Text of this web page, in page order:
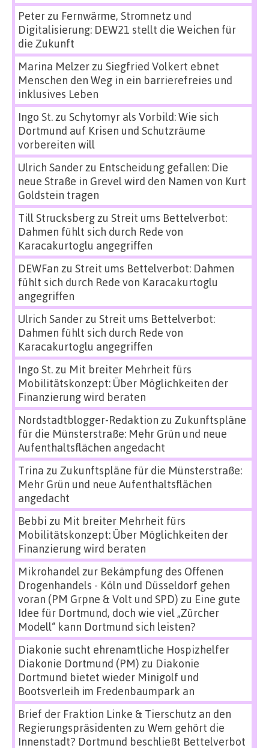
Peterzu Fernwärme, Stromnetz und
Digitalisierung: DEW21 stellt die Weichen für
die Zukunft
Marina Melzerzu Siegfried Volkert ebnet
Menschen den Weg in ein barrierefreies und
inklusives Leben
Ingo St.zu Schytomyr als Vorbild: Wie sich
Dortmund auf Krisen und Schutzräume
vorbereiten will
Ulrich Sanderzu Entscheidung gefallen: Die
neue Straße in Grevel wird den Namen von Kurt
Goldstein tragen
Till Strucksbergzu Streit ums Bettelverbot:
Dahmen fühlt sich durch Rede von
Karacakurtoglu angegriffen
DEWFan zu Streit ums Bettelverbot: Dahmen
fühlt sich durch Rede von Karacakurtoglu
angegriffen
Ulrich Sanderzu Streit ums Bettelverbot:
Dahmen fühlt sich durch Rede von
Karacakurtoglu angegriffen
Ingo St.zu Mit breiter Mehrheit fürs
Mobilitätskonzept: Über Möglichkeiten der
Finanzierung wird beraten
Nordstadtblogger-Redaktion zu Zukunftspläne
für die Münsterstraße: Mehr Grün und neue
Aufenthaltsflächen angedacht
Trina zu Zukunftspläne für die Münsterstraße:
Mehr Grün und neue Aufenthaltsflächen
angedacht
Bebbi zu Mit breiter Mehrheit fürs
Mobilitätskonzept: Über Möglichkeiten der
Finanzierung wird beraten
Mikrohandel zur Bekämpfung des Offenen
Drogenhandels - Köln und Düsseldorf gehen
voran (PM Grpne & Volt und SPD) zu Eine gute
Idee für Dortmund, doch wie viel „Zürcher
Modell“ kann Dortmund sich leisten?
Diakonie sucht ehrenamtliche Hospizhelfer
Diakonie Dortmund (PM) zu Diakonie
Dortmund bietet wieder Minigolf und
Bootsverleih im Fredenbaumpark an
Brief der Fraktion Linke & Tierschutz an den
Regierungspräsidenten zu Wem gehört die
Innenstadt? Dortmund beschließt Bettelverbot